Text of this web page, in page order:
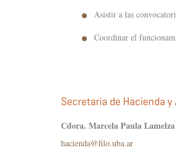
Asistir a las
Coordinar el
Secretaria de Hacienda
Cdora. Marcela Paula Lamelza
hacienda@filo.uba.ar